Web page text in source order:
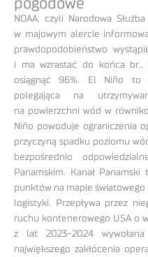
pogodowe
NOAA, czyli Narodowa
w majowym alercie
prawdopodobieństwo
i ma wzrastać do końca
osiągnąć 96%. El Niño to
polegająca na
na powierzchni wód w
Niño powoduje ograniczenia
przyczyną spadku poziomu
bezpośrednio
Panamskim. Kanał
punktów na mapie światowego
logistyki. Przepływa przez
ruchu kontenerowego USA o
z lat 2023-2024
największego zakłócenia